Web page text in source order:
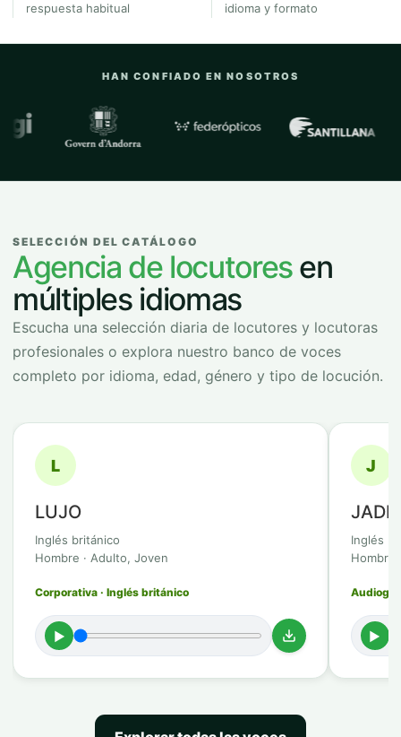
respuesta habitual idioma y formato
HAN CONFIADO EN NOSOTROS
Empresas y organizaciones con las
SELECCIÓN DEL CATÁLOGO
Agencia de locutoresen
múltiples idiomas
Escucha una selección diaria de locutores y locutoras
profesionales o explora nuestro banco de voces
completo por idioma, edad, género y tipo de locución.
L
LUJO
Inglés británico
Hombre · Adulto, Joven
Corporativa · Inglés británico
►
J
JADI
Inglés
Hombre
►